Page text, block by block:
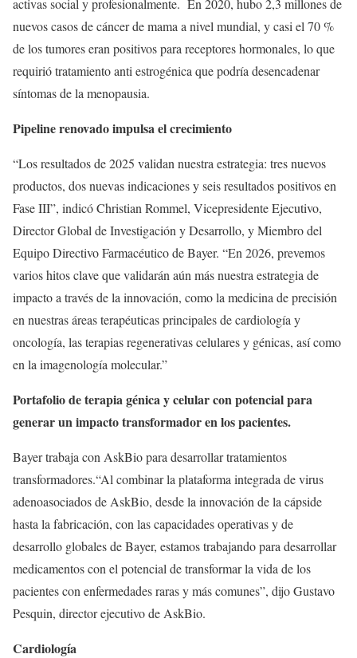
activas social y profesionalmente. En 2020, hubo 2,3 millones de
nuevos casos de cáncer de mama a nivel mundial, y casi el 70 %
de los tumores eran positivos para receptores hormonales, lo que
requirió tratamiento anti estrogénica que podría desencadenar
síntomas de la menopausia.
Pipeline renovado impulsa el crecimiento
“Los resultados de 2025 validan nuestra estrategia: tres nuevos
productos, dos nuevas indicaciones y seis resultados positivos en
Fase III”, indicó Christian Rommel, Vicepresidente Ejecutivo,
Director Global de Investigación y Desarrollo, y Miembro del
Equipo Directivo Farmacéutico de Bayer. “En 2026, prevemos
varios hitos clave que validarán aún más nuestra estrategia de
impacto a través de la innovación, como la medicina de precisión
en nuestras áreas terapéuticas principales de cardiología y
oncología, las terapias regenerativas celulares y génicas, así como
en la imagenología molecular.”
Portafolio de terapia génica y celular con potencial para
generar un impacto transformador en los pacientes.
Bayer trabaja con AskBio para desarrollar tratamientos
transformadores.“Al combinar la plataforma integrada de virus
adenoasociados de AskBio, desde la innovación de la cápside
hasta la fabricación, con las capacidades operativas y de
desarrollo globales de Bayer, estamos trabajando para desarrollar
medicamentos con el potencial de transformar la vida de los
pacientes con enfermedades raras y más comunes”, dijo Gustavo
Pesquin, director ejecutivo de AskBio.
Cardiología